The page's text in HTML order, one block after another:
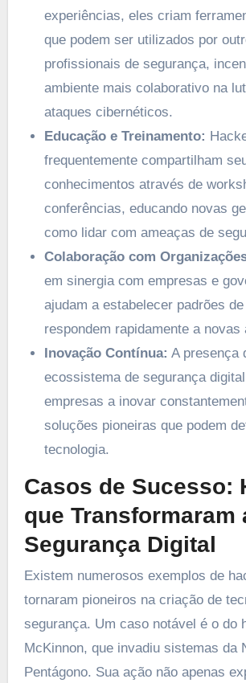
experiências, eles criam
que podem ser utilizados por
profissionais de segurança,
ambiente mais colaborativo na
ataques cibernéticos.
Educação e Treinamento:
frequentemente compartilham
conhecimentos através de
conferências, educando novas
como lidar com ameaças de
Colaboração com
em sinergia com empresas e
ajudam a estabelecer padrões
respondem rapidamente a novas
Inovação Contínua: A presença
ecossistema de segurança
empresas a inovar
soluções pioneiras que podem
tecnologia.
Casos de Sucesso:
que Transformaram
Segurança Digital
Existem numerosos exemplos de
tornaram pioneiros na criação de
segurança. Um caso notável é o do
McKinnon, que invadiu sistemas da
Pentágono. Sua ação não apenas